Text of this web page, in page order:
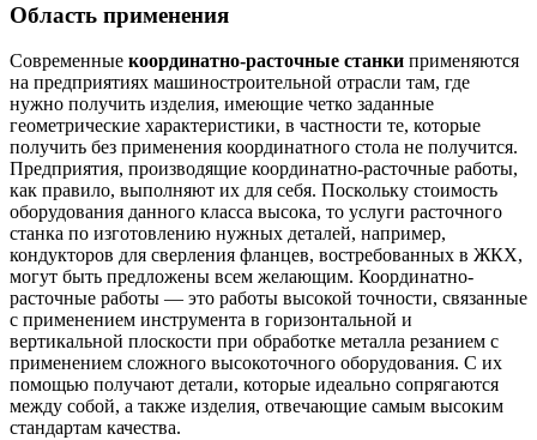
Область применения
Современные координатно-расточные станки применяются
на предприятиях машиностроительной отрасли там, где
нужно получить изделия, имеющие четко заданные
геометрические характеристики, в частности те, которые
получить без применения координатного стола не получится.
Предприятия, производящие координатно-расточные работы,
как правило, выполняют их для себя. Поскольку стоимость
оборудования данного класса высока, то услуги расточного
станка по изготовлению нужных деталей, например,
кондукторов для сверления фланцев, востребованных в ЖКХ,
могут быть предложены всем желающим. Координатно-
расточные работы — это работы высокой точности, связанные
с применением инструмента в горизонтальной и
вертикальной плоскости при обработке металла резанием с
применением сложного высокоточного оборудования. С их
помощью получают детали, которые идеально сопрягаются
между собой, а также изделия, отвечающие самым высоким
стандартам качества.